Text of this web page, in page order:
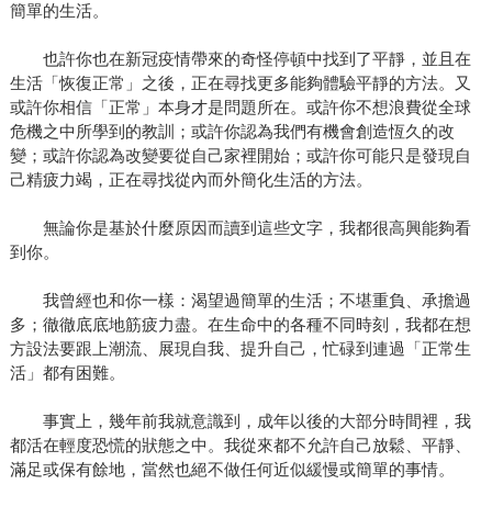
簡單的生活。
也許你也在新冠疫情帶來的奇怪停頓中找到了平靜，並且在
生活「恢復正常」之後，正在尋找更多能夠體驗平靜的方法。又
或許你相信「正常」本身才是問題所在。或許你不想浪費從全球
危機之中所學到的教訓；或許你認為我們有機會創造恆久的改
變；或許你認為改變要從自己家裡開始；或許你可能只是發現自
己精疲力竭，正在尋找從內而外簡化生活的方法。
無論你是基於什麼原因而讀到這些文字，我都很高興能夠看
到你。
我曾經也和你一樣：渴望過簡單的生活；不堪重負、承擔過
多；徹徹底底地筋疲力盡。在生命中的各種不同時刻，我都在想
方設法要跟上潮流、展現自我、提升自己，忙碌到連過「正常生
活」都有困難。
事實上，幾年前我就意識到，成年以後的大部分時間裡，我
都活在輕度恐慌的狀態之中。我從來都不允許自己放鬆、平靜、
滿足或保有餘地，當然也絕不做任何近似緩慢或簡單的事情。